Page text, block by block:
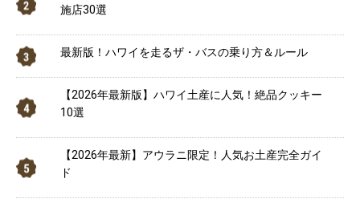
施店30選
最新版！ハワイを走るザ・バスの乗り方＆ルール
【2026年最新版】ハワイ土産に人気！絶品クッキー
10選
【2026年最新】アウラニ限定！人気お土産完全ガイ
ド